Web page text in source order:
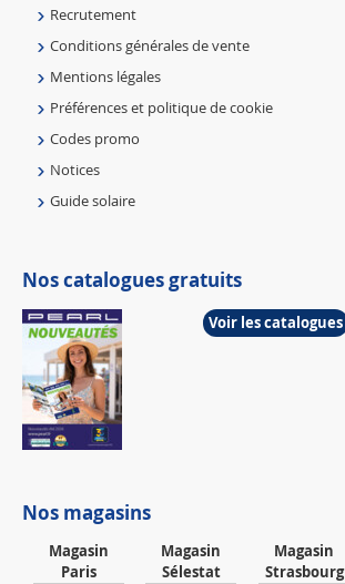
Recrutement
Conditions générales de vente
Mentions légales
Préférences et politique de cookie
Codes promo
Notices
Guide solaire
Nos catalogues gratuits
Voir les catalogues
Nos magasins
Magasin
Paris
Magasin
Sélestat
Magasin
Strasbourg